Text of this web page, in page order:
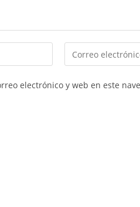
electrónico y web en este